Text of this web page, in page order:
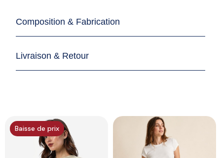
Composition & Fabrication
Livraison & Retour
Baisse de prix